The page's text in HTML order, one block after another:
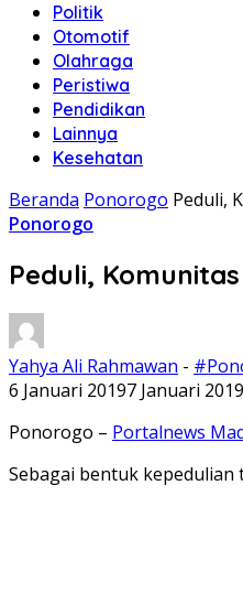
Politik
Otomotif
Olahraga
Peristiwa
Pendidikan
Lainnya
Kesehatan
Beranda Ponorogo Peduli,
Ponorogo
Peduli,
Yahya Ali Rahmawan -
6 Januari 20197 Januari 2019
Ponorogo – Portalnews
Sebagai bentuk kepedulian